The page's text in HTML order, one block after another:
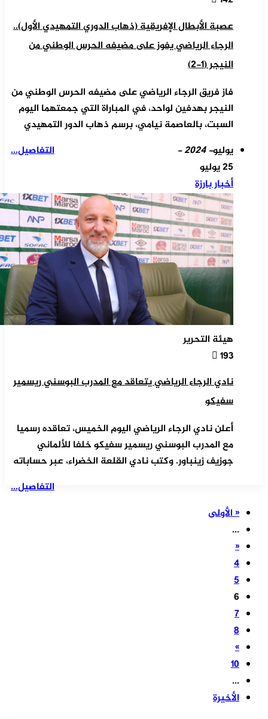
عصبة الأبطال الإفريقية (ذهاب الدوري التمهيدي الأول)..
الرجاء الرياضي يفوز على مضيفه الحرس الوطني من
النيجر (1-2)
فاز فريق الرجاء الرياضي على مضيفه الحرس الوطني من
النيجر بهدفين لواحد، في المباراة التي جمعتهما اليوم
السبت، بالعاصمة نيامي، برسم ذهاب الدور التمهيدي
التفاصيل...
يوليو- 2024 -
25 يوليو
أخبار بارزة
هيئة التحرير
193
نادي الرجاء الرياضي يتعاقد مع المدرب البوسني ريسمير
سفيكو
أعلن نادي الرجاء الرياضي اليوم الخميس، تعاقده رسميا
مع المدرب البوسني ريسمير سفيكو خلفا للألماني
جوزيف زينباور. وكتب نادي القلعة الخضراء، عبر حساباته
التفاصيل...
« الأولى
...
«
4
5
6
7
8
»
10
...
الأخيرة